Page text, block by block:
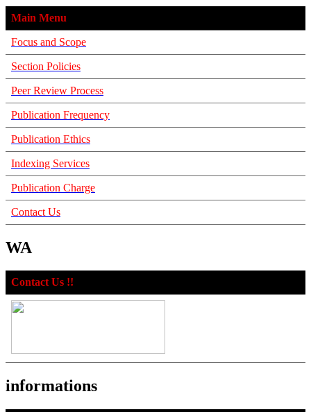
Main Menu
Focus and Scope
Section Policies
Peer Review Process
Publication Frequency
Publication Ethics
Indexing Services
Publication Charge
Contact Us
WA
Contact Us !!
informations